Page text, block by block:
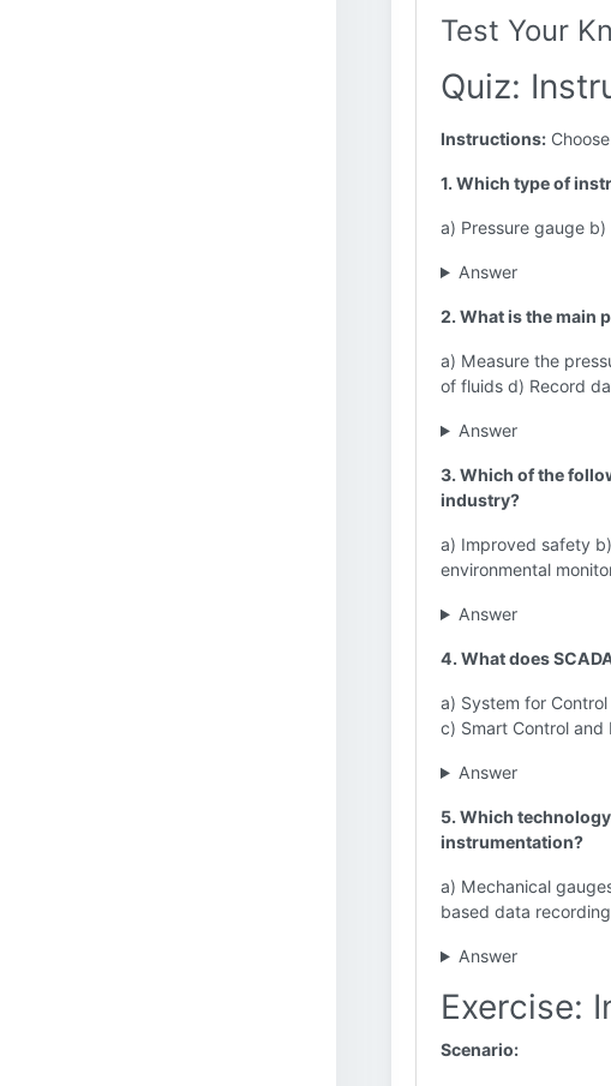
Test Your
Quiz:
Instructions:
1. Which type of
a) Pressure gauge
Answer
2. What is the main
a) Measure the
of fluids d) Record
Answer
3. Which of the
industry?
a) Improved safety
environmental
Answer
4. What does
a) System for
c) Smart Control and
Answer
5. Which
instrumentation?
a) Mechanical
based data recording
Answer
Exercise:
Scenario: